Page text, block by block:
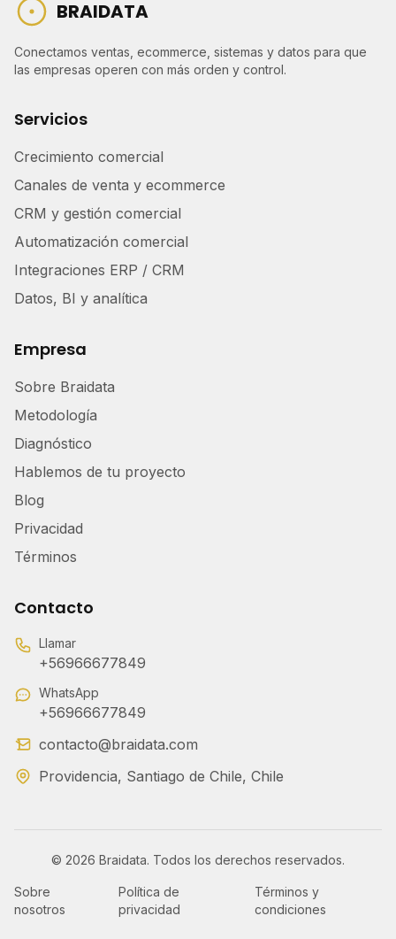
BRAIDATA
Conectamos ventas, ecommerce, sistemas y datos para que
las empresas operen con más orden y control.
Servicios
Crecimiento comercial
Canales de venta y ecommerce
CRM y gestión comercial
Automatización comercial
Integraciones ERP / CRM
Datos, BI y analítica
Empresa
Sobre Braidata
Metodología
Diagnóstico
Hablemos de tu proyecto
Blog
Privacidad
Términos
Contacto
Llamar
+56966677849
WhatsApp
+56966677849
contacto@braidata.com
Providencia, Santiago de Chile, Chile
© 2026 Braidata. Todos los derechos reservados.
Sobre
nosotros
Política de
privacidad
Términos y
condiciones